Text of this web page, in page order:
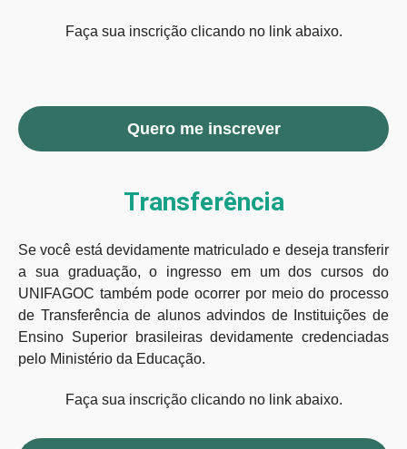
Faça sua inscrição clicando no link abaixo.
Quero me inscrever
Transferência
Se você está devidamente matriculado e deseja transferir
a sua graduação, o ingresso em um dos cursos do
UNIFAGOC também pode ocorrer por meio do processo
de Transferência de alunos advindos de Instituições de
Ensino Superior brasileiras devidamente credenciadas
pelo Ministério da Educação.
Faça sua inscrição clicando no link abaixo.